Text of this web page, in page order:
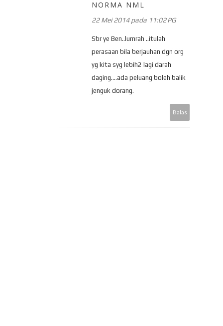
NORMA NML
22 Mei 2014 pada 11:02 PG
Sbr ye Ben..lumrah ..itulah
perasaan bila berjauhan dgn org
yg kita syg lebih2 lagi darah
daging....ada peluang boleh balik
jenguk dorang.
Balas